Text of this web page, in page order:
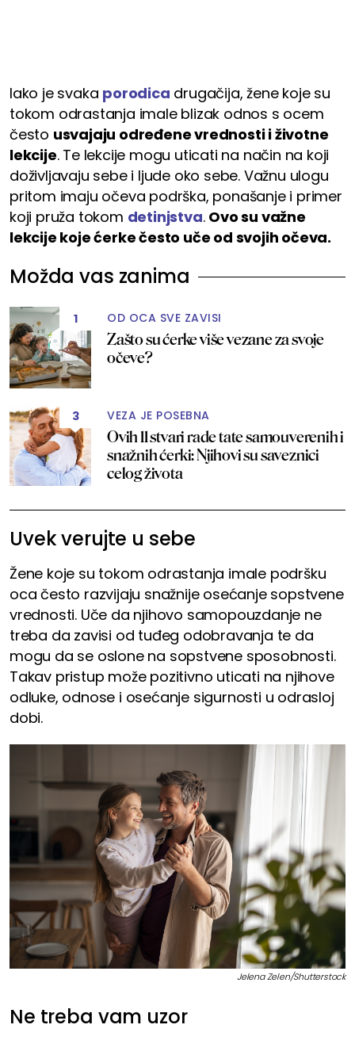
Iako je svaka porodica drugačija, žene koje su
tokom odrastanja imale blizak odnos s ocem
često usvajaju određene vrednosti i životne
lekcije. Te lekcije mogu uticati na način na koji
doživljavaju sebe i ljude oko sebe. Važnu ulogu
pritom imaju očeva podrška, ponašanje i primer
koji pruža tokom detinjstva. Ovo su važne
lekcije koje ćerke često uče od svojih očeva.
Možda vas zanima
1 OD OCA SVE ZAVISI
Zašto su ćerke više vezane za svoje
očeve?
3 VEZA JE POSEBNA
Ovih 11 stvari rade tate samouverenih i
snažnih ćerki: Njihovi su saveznici
celog života
Uvek verujte u sebe
Žene koje su tokom odrastanja imale podršku
oca često razvijaju snažnije osećanje sopstvene
vrednosti. Uče da njihovo samopouzdanje ne
treba da zavisi od tuđeg odobravanja te da
mogu da se oslone na sopstvene sposobnosti.
Takav pristup može pozitivno uticati na njihove
odluke, odnose i osećanje sigurnosti u odrasloj
dobi.
Jelena Zelen/Shutterstock
Ne treba vam uzor